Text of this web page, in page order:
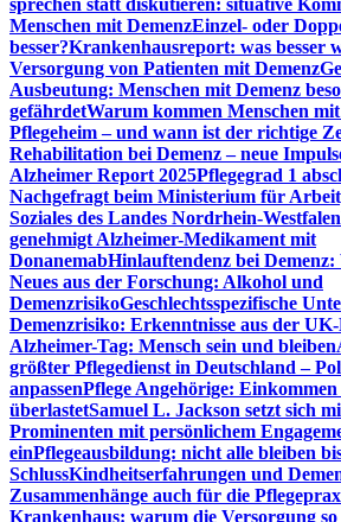
sprechen statt diskutieren: situative
Menschen mit DemenzEinzel- oder
besser?Krankenhausreport: was besser
Versorgung von Patienten mit Demenz
Ausbeutung: Menschen mit Demenz
gefährdetWarum kommen Menschen
Pflegeheim – und wann ist der richtige
Rehabilitation bei Demenz – neue
Alzheimer Report 2025Pflegegrad 1
Nachgefragt beim Ministerium für
Soziales des Landes Nordrhein-Westfalen
genehmigt Alzheimer-Medikament mit
DonanemabHinlauftendenz bei Demenz:
Neues aus der Forschung: Alkohol und
DemenzrisikoGeschlechtsspezifische
Demenzrisiko: Erkenntnisse aus der
Alzheimer-Tag: Mensch sein und bleiben
größter Pflegedienst in Deutschland –
anpassenPflege Angehörige:
überlastetSamuel L. Jackson setzt sich
Prominenten mit persönlichem
einPflegeausbildung: nicht alle bleiben
SchlussKindheitserfahrungen und
Zusammenhänge auch für die
Krankenhaus: warum die Versorgung